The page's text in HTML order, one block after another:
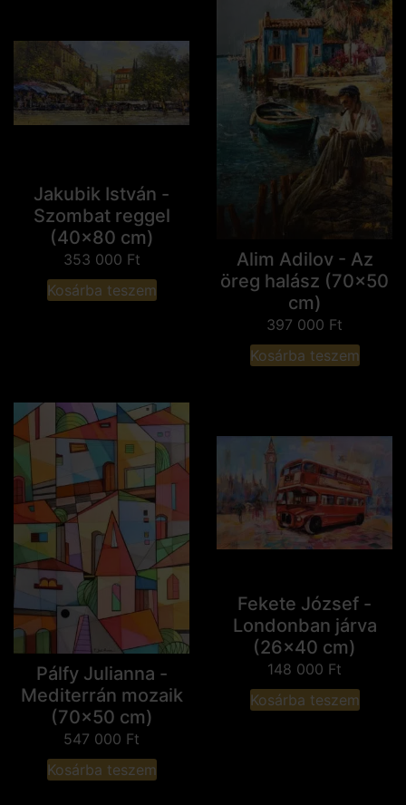
Jakubik István -
Szombat reggel
(40x80 cm)
353 000 Ft
Kosárba teszem
Alim Adilov - Az
öreg halász (70x50
cm)
397 000 Ft
Kosárba teszem
Pálfy Julianna -
Mediterrán mozaik
(70x50 cm)
547 000 Ft
Kosárba teszem
Fekete József -
Londonban járva
(26x40 cm)
148 000 Ft
Kosárba teszem